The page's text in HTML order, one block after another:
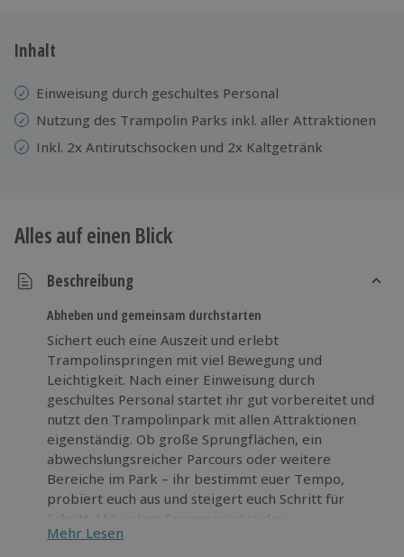
3 Jahre gültig & verlängerbar.
Inhalt
Einweisung durch geschultes Personal
Nutzung des Trampolin Parks inkl. aller Attraktionen
Inkl. 2x Antirutschsocken und 2x Kaltgetränk
Alles auf einen Blick
Beschreibung
Abheben und gemeinsam durchstarten
Sichert euch eine Auszeit und erlebt
Trampolinspringen mit viel Bewegung und
Leichtigkeit. Nach einer Einweisung durch
geschultes Personal startet ihr gut vorbereitet und
nutzt den Trampolinpark mit allen Attraktionen
eigenständig. Ob große Sprungflächen, ein
abwechslungsreicher Parcours oder weitere
Bereiche im Park – ihr bestimmt euer Tempo,
probiert euch aus und steigert euch Schritt für
Schritt. Mit jedem Sprung wächst das
Selbstvertrauen und das Kribbeln im Bauch wird
Mehr Lesen